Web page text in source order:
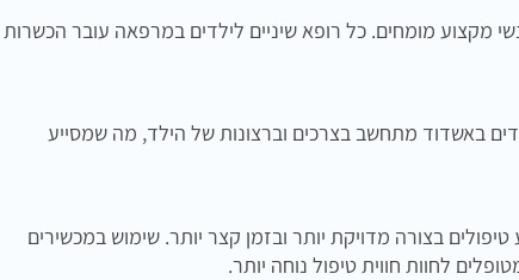
מקצוע מומחים. כל רופא שיניים לילדים במרפאה עובר הכשרות
באשדוד מתחשב בצרכים וברצונות של הילד, מה שמסייע
בצורה מדויקת יותר ובזמן קצר יותר. שימוש במכשירים
לחוות חווית טיפול נוחה יותר.